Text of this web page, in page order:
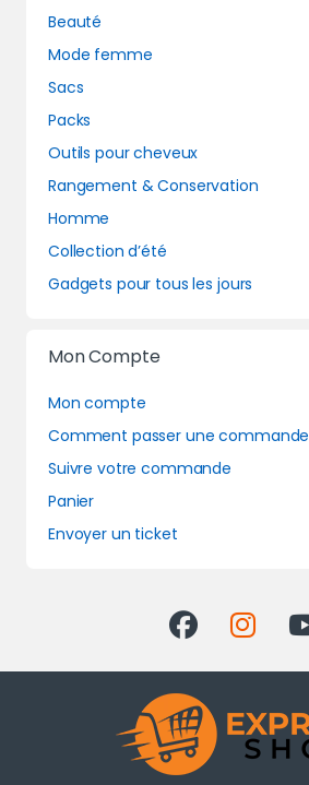
Beauté
Mode femme
Sacs
Packs
Outils pour cheveux
Rangement & Conservation
Homme
Collection d’été
Gadgets pour tous les jours
Mon Compte
Mon compte
Comment passer une commande
Suivre votre commande
Panier
Envoyer un ticket